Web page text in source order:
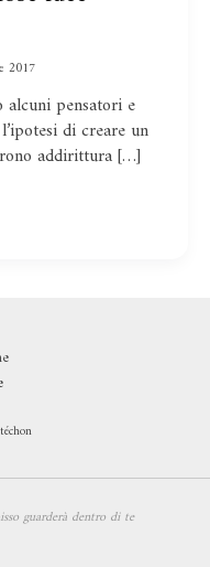
2017
alcuni pensatori e
di creare un
addirittura […]
guarderà dentro di te